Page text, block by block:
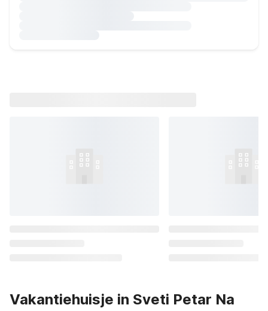
Vakantiehuisje in Sveti Petar Na